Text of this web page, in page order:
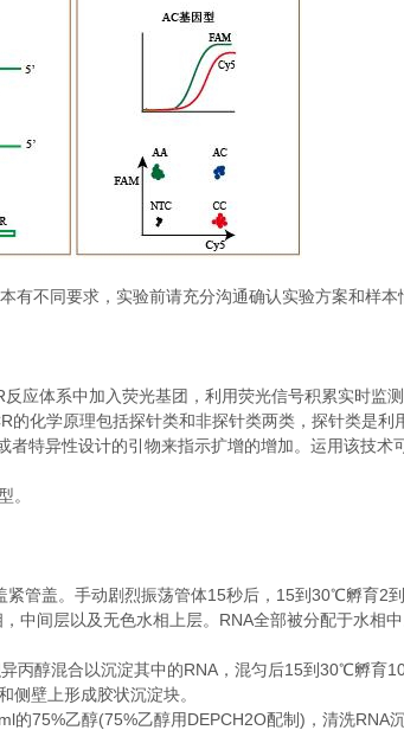
不同要求，实验前请充分沟通确认实验方案和样本
反应体系中加入荧光基团，利用荧光信号积累实时监
的化学原理包括探针类和非探针类两类，探针类是利
特异性设计的引物来指示扩增的增加。运用该技术
。
紧管盖。手动剧烈振荡管体15秒后， 15到 30℃孵育2到
，中间层以及无色水相上层。 RNA全部被分配于水相
丙醇混合以沉淀其中的RNA ，混匀后15到 30℃孵育
侧壁上形成胶状沉淀块。
的75%乙醇(75%乙醇用 DEPCH2O配制 ) ，清洗RNA